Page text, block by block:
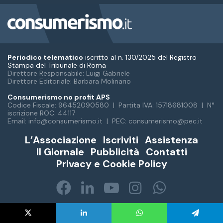
Periodico telematico iscritto al n. 130/2025 del Registro
Stampa del Tribunale di Roma
Direttore Responsabile: Luigi Gabriele
Direttore Editoriale: Barbara Molinario
Consumerismo no profit APS
Codice Fiscale: 96452090580 | Partita IVA: 15718681008 | N°
iscrizione ROC: 44117
Email: info@consumerismo.it | PEC: consumerismo@pec.it
L’Associazione Iscriviti Assistenza
Il Giornale Pubblicità Contatti
Privacy e Cookie Policy
Facebook
LinkedIn
You
Tube
Instagram